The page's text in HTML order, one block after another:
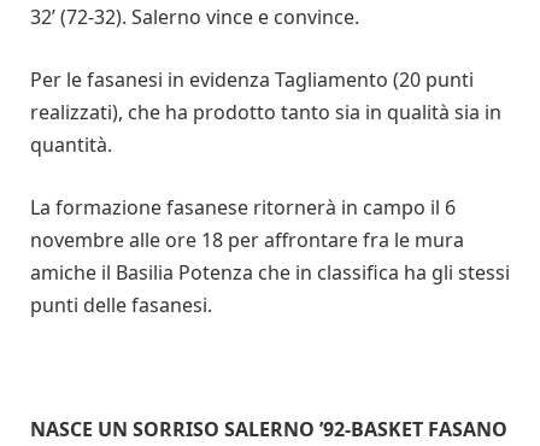
32’ (72-32). Salerno vince e convince.
Per le fasanesi in evidenza Tagliamento (20 punti
realizzati), che ha prodotto tanto sia in qualità sia in
quantità.
La formazione fasanese ritornerà in campo il 6
novembre alle ore 18 per affrontare fra le mura
amiche il Basilia Potenza che in classifica ha gli stessi
punti delle fasanesi.
NASCE UN SORRISO SALERNO ’92-BASKET FASANO